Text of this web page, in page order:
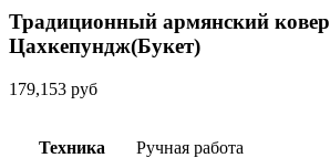
Традиционный армянский ковер
Цахкепундж(Букет)
179,153 руб
Техника Ручная работа